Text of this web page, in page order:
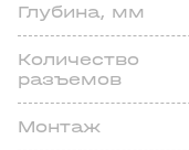
Глубина, мм
Количество
разъемов
Монтаж